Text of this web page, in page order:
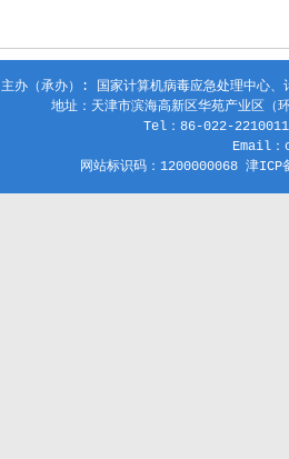
主办（承办）: 国家计算机病毒应急处理中心
地址：天津市滨海高新区华苑产业区
Tel：86-022-
Email
网站标识码：1200000068 津